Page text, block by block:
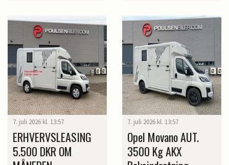
7. juli 2026 kl. 13:57
ERHVERVSLEASING
5.500 DKR OM
7. juli 2026 kl. 13:57
Opel Movano AUT.
3500 Kg AKX